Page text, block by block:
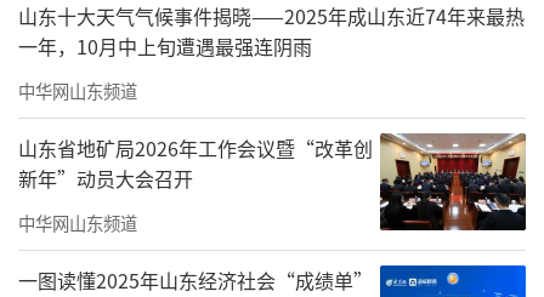
山东十大天气气候事件揭晓——2025年成山东近74年来最热
一年，10月中上旬遭遇最强连阴雨
中华网山东频道
山东省地矿局2026年工作会议暨“改革创
新年”动员大会召开
中华网山东频道
一图读懂2025年山东经济社会“成绩单”